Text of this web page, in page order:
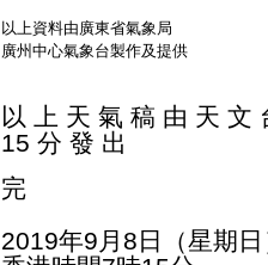
以上資料由廣東省氣象局
廣州中心氣象台製作及提供
以 上 天 氣 稿 由 天 文
15 分 發 出
完
2019年9月8日（星期